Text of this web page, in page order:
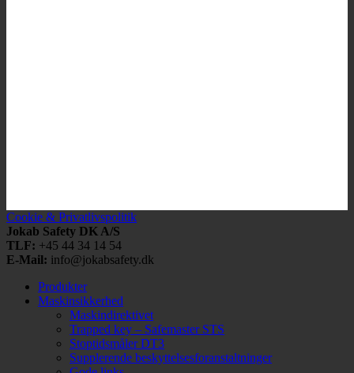
Cookie & Privatlivspolitik
Jokab Safety DK A/S
TLF: +45 44 34 14 54
E-Mail: info@jokabsafety.dk
Produkter
Maskinsikkerhed
Maskindirektivet
Trapped key – Safemaster STS
Stoptidsmåler DT3
Supplerende beskyttelsesforanstaltninger